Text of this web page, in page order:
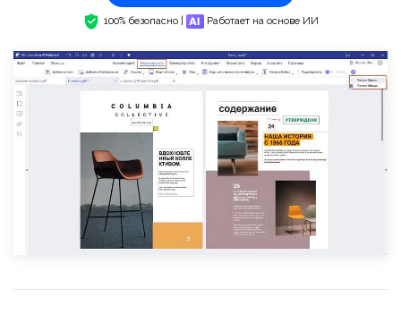
100% безопасно | Работает на основе ИИ